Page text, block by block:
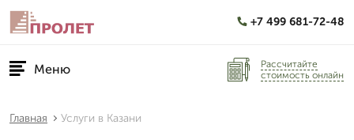
+7 499 681-72-48
Меню
Рассчитайте
стоимость онлайн
Главная Услуги в Казани